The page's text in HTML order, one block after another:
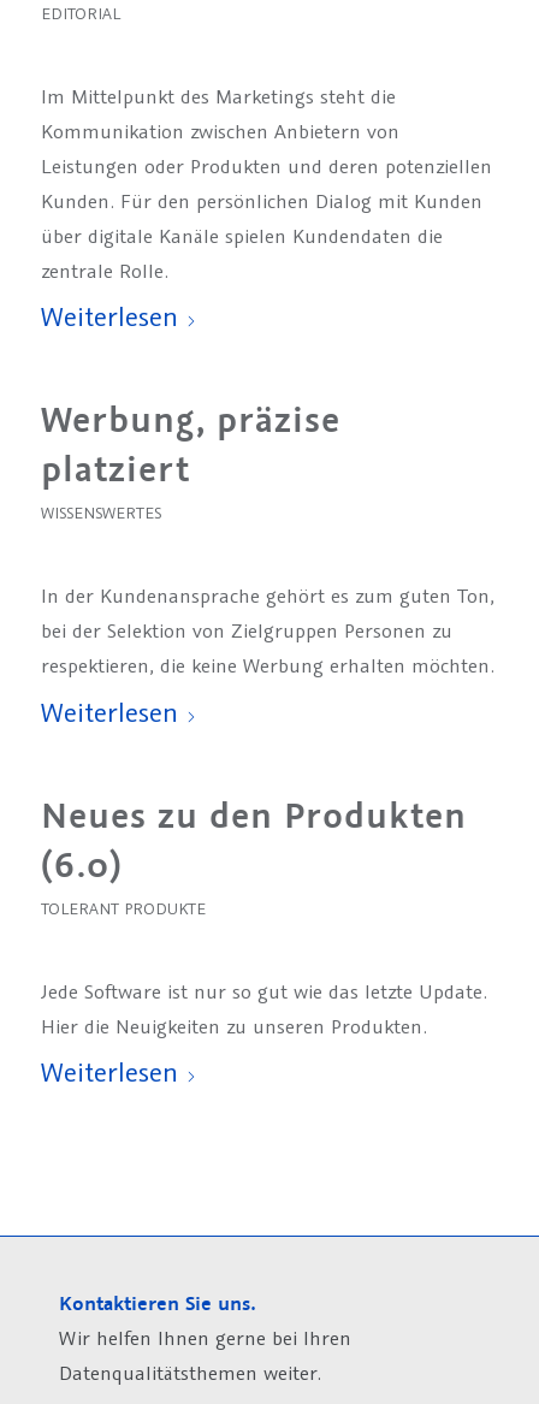
EDITORIAL
Im Mittelpunkt des Marketings steht die
Kommunikation zwischen Anbietern von
Leistungen oder Produkten und deren potenziellen
Kunden. Für den persönlichen Dialog mit Kunden
über digitale Kanäle spielen Kundendaten die
zentrale Rolle.
Weiterlesen
Werbung, präzise
platziert
WISSENSWERTES
In der Kundenansprache gehört es zum guten Ton,
bei der Selektion von Zielgruppen Personen zu
respektieren, die keine Werbung erhalten möchten.
Weiterlesen
Neues zu den Produkten
(6.0)
TOLERANT PRODUKTE
Jede Software ist nur so gut wie das letzte Update.
Hier die Neuigkeiten zu unseren Produkten.
Weiterlesen
Kontaktieren Sie uns.
Wir helfen Ihnen gerne bei Ihren
Datenqualitätsthemen weiter.